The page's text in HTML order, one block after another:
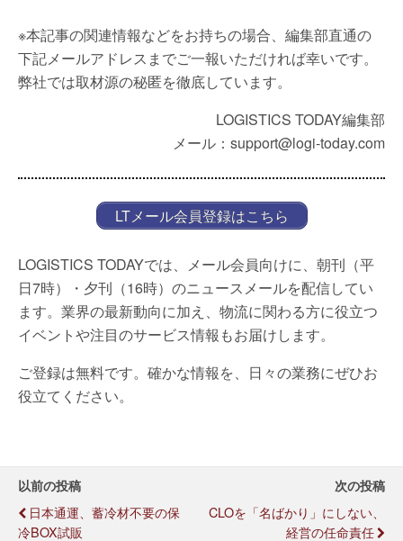
※本記事の関連情報などをお持ちの場合、編集部直通の
下記メールアドレスまでご一報いただければ幸いです。
弊社では取材源の秘匿を徹底しています。
LOGISTICS TODAY編集部
メール：support@logi-today.com
LTメール会員登録はこちら
LOGISTICS TODAYでは、メール会員向けに、朝刊（平
日7時）・夕刊（16時）のニュースメールを配信してい
ます。業界の最新動向に加え、物流に関わる方に役立つ
イベントや注目のサービス情報もお届けします。
ご登録は無料です。確かな情報を、日々の業務にぜひお
役立てください。
以前の投稿
日本通運、蓄冷材不要の保
冷BOX試販
次の投稿
CLOを「名ばかり」にしない、
経営の任命責任